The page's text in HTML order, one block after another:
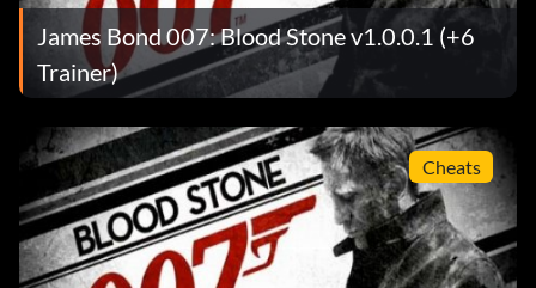
James Bond 007: Blood Stone v1.0.0.1 (+6
Trainer)
Cheats